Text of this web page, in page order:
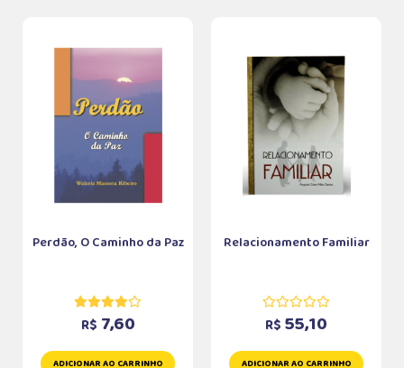
Perdão, O Caminho da Paz
R$ 7,60
ADICIONAR AO CARRINHO
Relacionamento Familiar
R$ 55,10
ADICIONAR AO CARRINHO